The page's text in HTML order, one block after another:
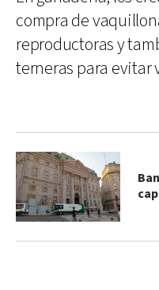
compra de
reproductoras y
terneras para evitar